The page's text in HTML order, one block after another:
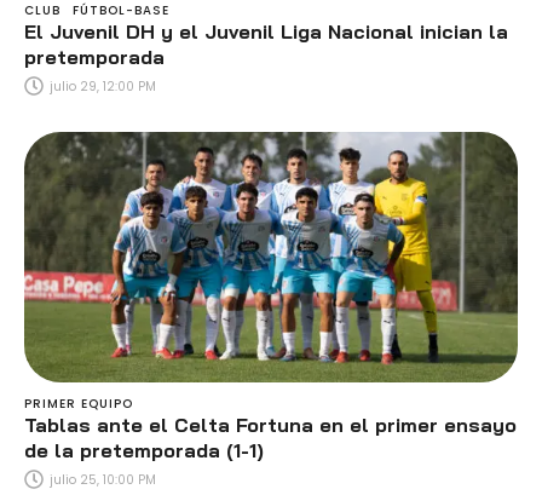
CLUB FÚTBOL-BASE
El Juvenil DH y el Juvenil Liga Nacional inician la
pretemporada
julio 29, 12:00 PM
PRIMER EQUIPO
Tablas ante el Celta Fortuna en el primer ensayo
de la pretemporada (1-1)
julio 25, 10:00 PM